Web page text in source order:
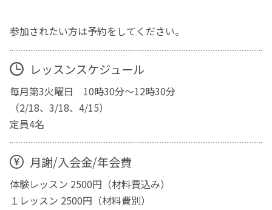
参加されたい方は予約をしてください。
レッスンスケジュール
毎月第3火曜日 10時30分〜12時30分
（2/18、3/18、4/15）
定員4名
月謝/入会金/年会費
体験レッスン 2500円（材料費込み）
１レッスン 2500円（材料費別）